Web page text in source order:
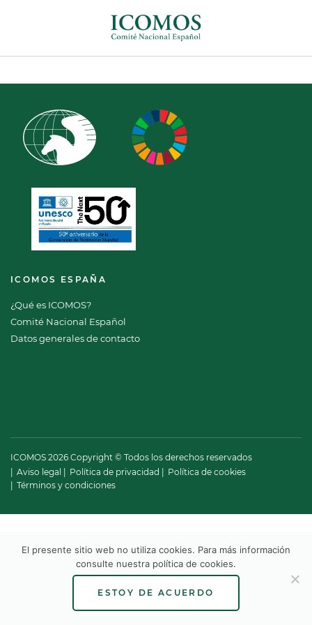
ICOMOS ESPAÑA
¿Qué es ICOMOS?
Comité Nacional Español
Datos generales de contacto
ICOMOS 2026 Copyright © Todos los derechos reservados
Aviso legal
Política de privacidad
Política de cookies
Términos y condiciones
El presente sitio web no utiliza cookies. Para más información
consulte nuestra política de cookies.
ESTOY DE ACUERDO